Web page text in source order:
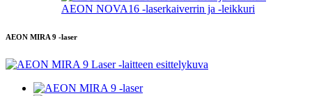
AEON NOVA16 -laserkaiverrin ja -leikkuri
AEON MIRA 9 -laser